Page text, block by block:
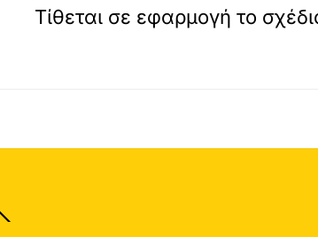
Τίθεται σε εφαρμογή το
Back
To